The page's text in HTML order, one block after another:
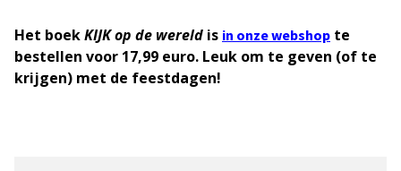
Het boekKIJK op de wereld is in onze webshop te
bestellen voor 17,99 euro. Leuk om te geven (of te
krijgen) met de feestdagen!